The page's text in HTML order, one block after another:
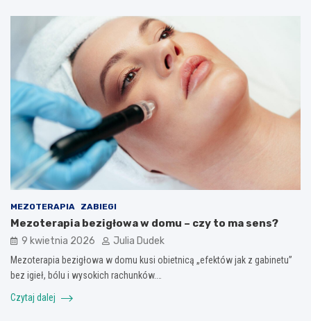
MEZOTERAPIA ZABIEGI
Mezoterapia bezigłowa w domu – czy to ma sens?
9 kwietnia 2026 Julia Dudek
Mezoterapia bezigłowa w domu kusi obietnicą „efektów jak z gabinetu”
bez igieł, bólu i wysokich rachunków.…
Czytaj dalej